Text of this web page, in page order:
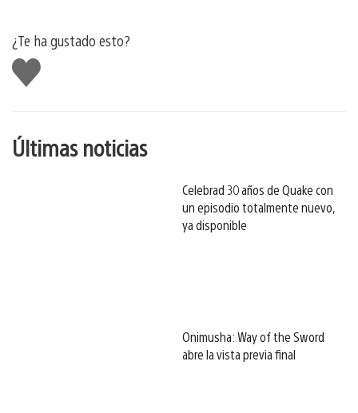
¿Te ha gustado esto?
Me
gusta
Últimas noticias
Celebrad 30 años de Quake con
un episodio totalmente nuevo,
ya disponible
Onimusha: Way of the Sword
abre la vista previa final